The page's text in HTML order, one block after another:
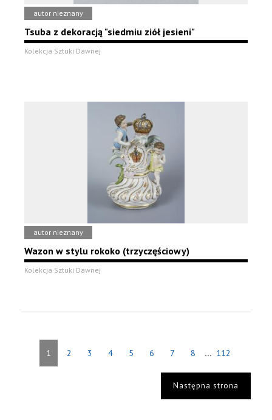
autor nieznany
Tsuba z dekoracją "siedmiu ziół jesieni"
Kolekcja Sztuki Dawnej
autor nieznany
Wazon w stylu rokoko (trzyczęściowy)
Kolekcja Sztuki Dawnej
1 2 3 4 5 6 7 8 ... 112
Następna strona